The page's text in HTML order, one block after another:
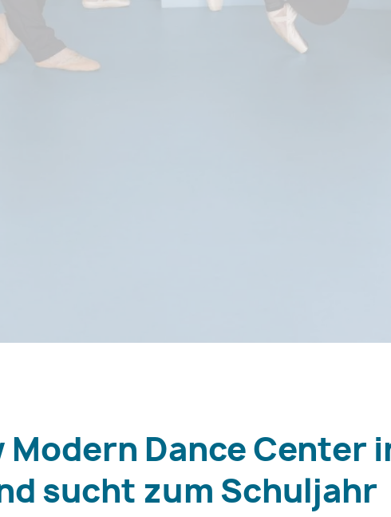
Modern Dance Center
sucht zum Schuljahr